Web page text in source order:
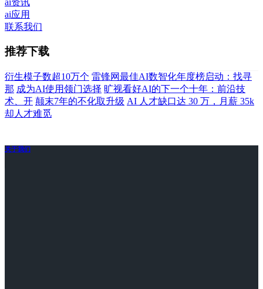
ai应用
联系我们
推荐下载
衍生模子数超10万个 雷锋网最佳AI数智化年度榜启动：找寻
那 成为AI使用领门选择 旷视看好AI的下一个十年：前沿技
术、开 颠末7年的不化取升级 AI 人才缺口达 30 万，月薪 35k
却人才难觅
关于我们